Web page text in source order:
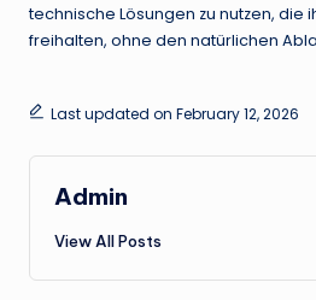
technische Lösungen zu nutzen, die
freihalten, ohne den natürlichen
Last updated on February 12, 2026
Admin
View All Posts